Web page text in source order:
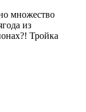
множество
из
Тройка